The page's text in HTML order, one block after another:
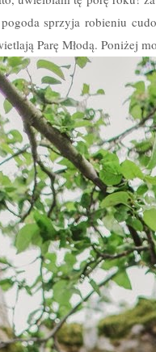
sprzyja robieniu
Parę Młodą. Poniżej